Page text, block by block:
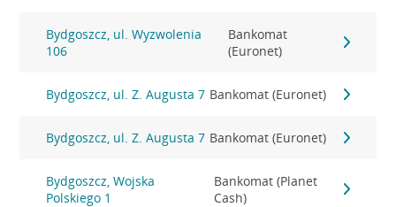
Bydgoszcz, ul. Wyzwolenia
106
Bankomat
(Euronet)
Bydgoszcz, ul. Z. Augusta 7 Bankomat (Euronet)
Bydgoszcz, ul. Z. Augusta 7 Bankomat (Euronet)
Bydgoszcz, Wojska
Polskiego 1
Bankomat (Planet
Cash)